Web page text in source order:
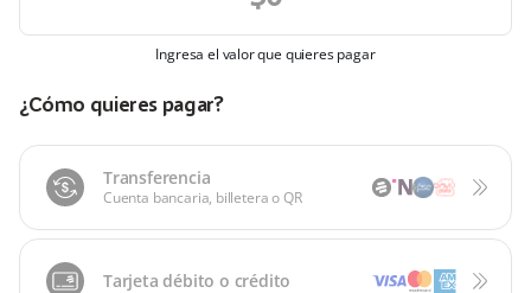
Ingresa el valor que quieres pagar
¿Cómo quieres pagar?
Transferencia
Cuenta bancaria, billetera o QR
Tarjeta débito o crédito